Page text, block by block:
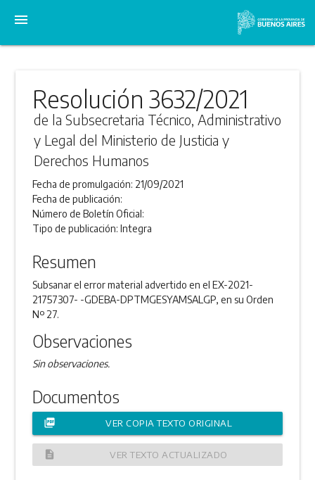
menu
Resolución 3632/2021
de la Subsecretaria Técnico, Administrativo
y Legal del Ministerio de Justicia y
Derechos Humanos
Fecha de promulgación: 21/09/2021
Fecha de publicación:
Número de Boletín Oficial:
Tipo de publicación:Integra
Resumen
Subsanar el error material advertido en el EX-2021-
21757307- -GDEBA-DPTMGESYAMSALGP, en su Orden
Nº 27.
Observaciones
Sin observaciones.
Documentos
picture_as_pdf VER COPIA TEXTO ORIGINAL
description VER TEXTO ACTUALIZADO